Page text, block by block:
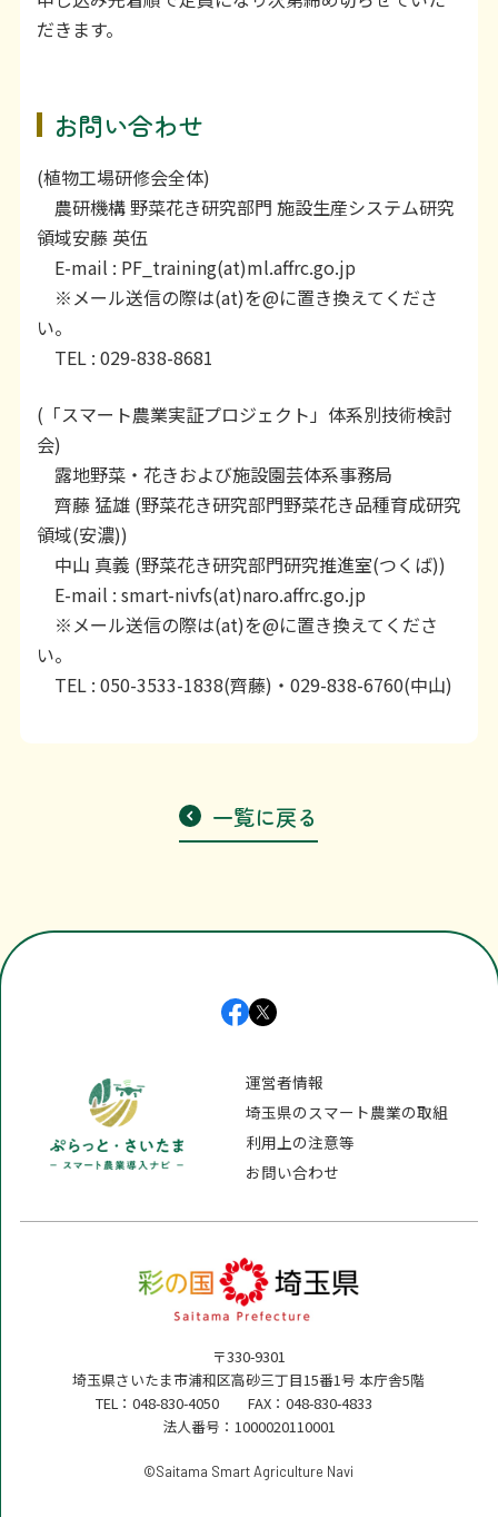
だきます。
お問い合わせ
(植物工場研修会全体)
農研機構 野菜花き研究部門 施設生産システム研究
領域安藤 英伍
E-mail : PF_training(at)ml.affrc.go.jp
※メール送信の際は(at)を@に置き換えてくださ
い。
TEL : 029-838-8681
(「スマート農業実証プロジェクト」体系別技術検討
会)
露地野菜・花きおよび施設園芸体系事務局
齊藤 猛雄 (野菜花き研究部門野菜花き品種育成研究
領域(安濃))
中山 真義 (野菜花き研究部門研究推進室(つくば))
E-mail : smart-nivfs(at)naro.affrc.go.jp
※メール送信の際は(at)を@に置き換えてくださ
い。
TEL : 050-3533-1838(齊藤)・029-838-6760(中山)
一覧に戻る
運営者情報
埼玉県のスマート農業の取組
利用上の注意等
お問い合わせ
〒330-9301
埼玉県さいたま市浦和区高砂三丁目15番1号 本庁舎5階
TEL：048-830-4050 FAX：048-830-4833
法人番号：1000020110001
©️Saitama Smart Agriculture Navi